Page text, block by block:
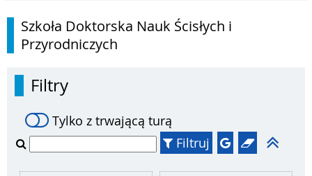
Szkoła Doktorska Nauk Ścisłych i
Przyrodniczych
Filtry
Tylko z trwającą turą
Filtruj